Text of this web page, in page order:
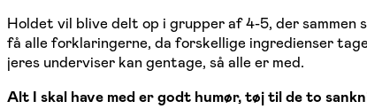
Holdet vil blive delt op i grupper af 4-5, der
få alle forklaringerne, da forskellige ingredienser
jeres underviser kan gentage, så alle er med.
Alt I skal have med er godt humør, tøj til de to